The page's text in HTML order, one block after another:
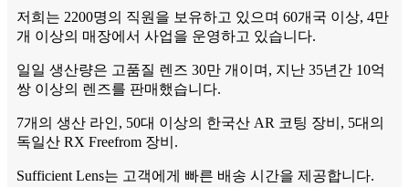
저희는 2200명의 직원을 보유하고 있으며 60개국 이상, 4만
개 이상의 매장에서 사업을 운영하고 있습니다.
일일 생산량은 고품질 렌즈 30만 개이며, 지난 35년간 10억
쌍 이상의 렌즈를 판매했습니다.
7개의 생산 라인, 50대 이상의 한국산 AR 코팅 장비, 5대의
독일산 RX Freefrom 장비.
Sufficient Lens는 고객에게 빠른 배송 시간을 제공합니다.